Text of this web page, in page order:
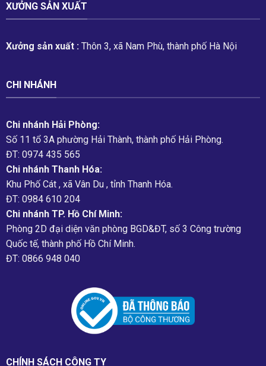
XƯỞNG SẢN XUẤT
Xưởng sản xuất :Thôn 3, xã Nam Phù, thành phố Hà Nội
CHI NHÁNH
Chi nhánh Hải Phòng:
Số 11 tổ 3A phường Hải Thành, thành phố Hải Phòng.
ĐT: 0974 435 565
Chi nhánh Thanh Hóa:
Khu Phố Cát , xã Vân Du , tỉnh Thanh Hóa.
ĐT: 0984 610 204
Chi nhánh TP. Hồ Chí Minh:
Phòng 2D đại diện văn phòng BGD&ĐT, số 3 Công trường
Quốc tế, thành phố Hồ Chí Minh.
ĐT: 0866 948 040
CHÍNH SÁCH CÔNG TY